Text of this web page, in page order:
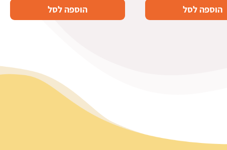
הוספה לסל הוספה לסל